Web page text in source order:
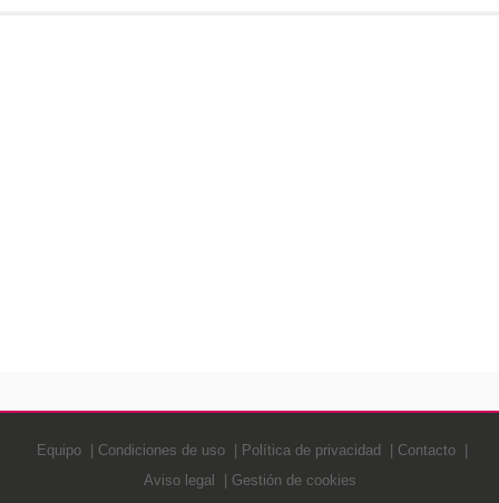
Equipo Condiciones de uso Política de privacidad
Contacto
Aviso legal
Gestión de cookies